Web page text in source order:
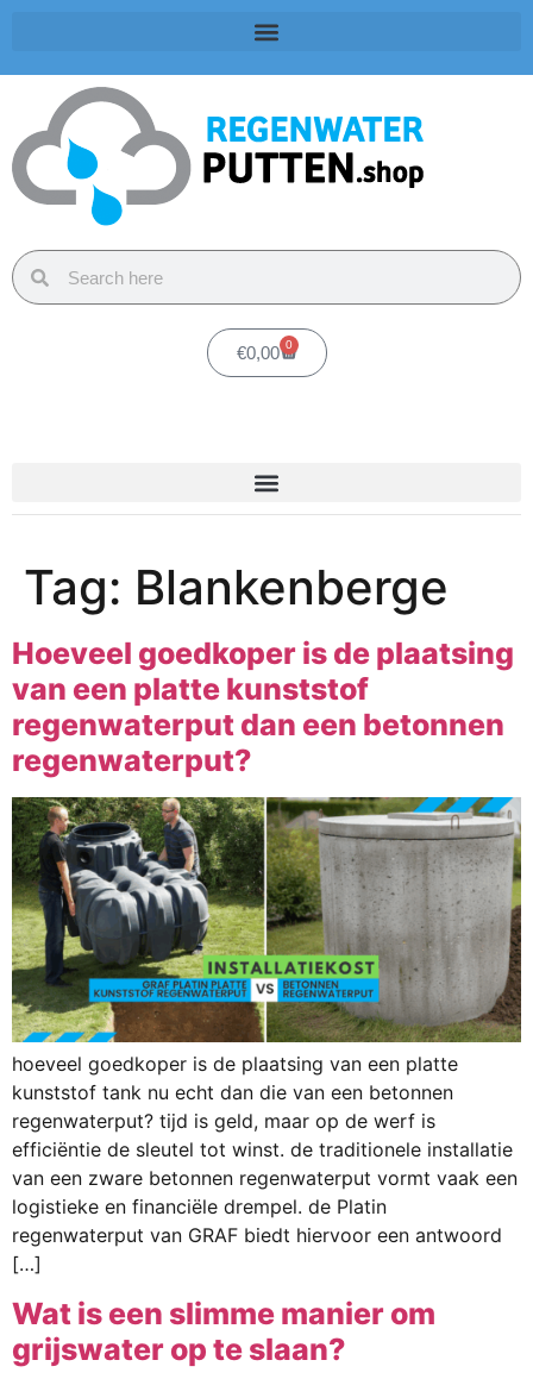
€0,00 0
Tag: Blankenberge
Hoeveel goedkoper is de plaatsing
van een platte kunststof
regenwaterput dan een betonnen
regenwaterput?
hoeveel goedkoper is de plaatsing van een platte
kunststof tank nu echt dan die van een betonnen
regenwaterput? tijd is geld, maar op de werf is
efficiëntie de sleutel tot winst. de traditionele installatie
van een zware betonnen regenwaterput vormt vaak een
logistieke en financiële drempel. de Platin
regenwaterput van GRAF biedt hiervoor een antwoord
[…]
Wat is een slimme manier om
grijswater op te slaan?